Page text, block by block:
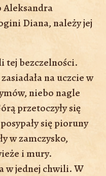
Aleksandra
Diana, należy jej
tej bezczelności.
na uczcie w
niebo nagle
przetoczyły się
się pioruny
w zamczysko,
i mury.
w jednej chwili. W